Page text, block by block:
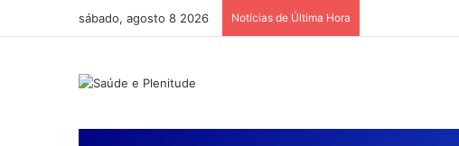
sábado, agosto 8 2026 Notícias de Última Hora